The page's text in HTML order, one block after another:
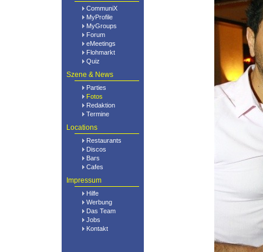
CommuniX
MyProfile
MyGroups
Forum
eMeetings
Flohmarkt
Quiz
Szene & News
Parties
Fotos
Redaktion
Termine
Locations
Restaurants
Discos
Bars
Cafes
Impressum
Hilfe
Werbung
Das Team
Jobs
Kontakt